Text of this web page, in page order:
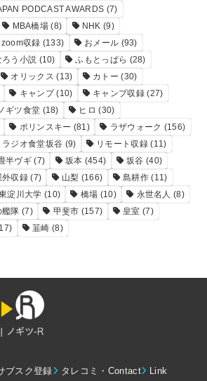
PODCAST AWARDS (7)
MBA橋場 (8) NHK (9)
zoom収録 (133) おメール (93)
ろう小説 (10) ふもとっぱら (28)
オリックス (13) カトー (30)
キャンプ(10) キャンプ収録(27)
ノギツ食堂 (18) ヒロ (30)
ポリンスキー (81) ラザウォーク (156)
ラジオ食堂坂谷 (9) リモート収録(11)
半ヴギ (7) 坂本 (454) 坂谷 (40)
外収録 (7) 山梨 (166) 島耕作(11)
淀川大学 (10) 橋場 (10) 永世名人 (8)
艦隊 (7) 甲斐市 (157) 皇室 (7)
韮崎 (8)
ブスク登録 タレコミ・Contact Link